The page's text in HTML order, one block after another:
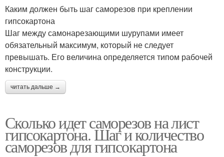
Каким должен быть шаг саморезов при креплении
гипсокартона
Шаг между самонарезающими шурупами имеет
обязательный максимум, который не следует
превышать. Его величина определяется типом рабочей
конструкции.
читать дальше →
Сколько идет саморезов на лист
гипсокартона. Шаг и количество
саморезов для гипсокартона